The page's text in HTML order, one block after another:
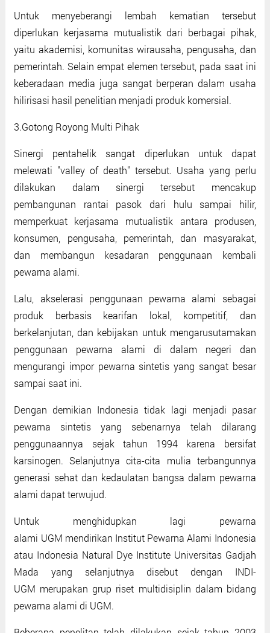
Untuk menyeberangi lembah kematian tersebut
diperlukan kerjasama mutualistik dari berbagai pihak,
yaitu akademisi, komunitas wirausaha, pengusaha, dan
pemerintah. Selain empat elemen tersebut, pada saat ini
keberadaan media juga sangat berperan dalam usaha
hilirisasi hasil penelitian menjadi produk komersial.
3.Gotong Royong Multi Pihak
Sinergi pentahelik sangat diperlukan untuk dapat
melewati "valley of death" tersebut. Usaha yang perlu
dilakukan dalam sinergi tersebut mencakup
pembangunan rantai pasok dari hulu sampai hilir,
memperkuat kerjasama mutualistik antara produsen,
konsumen, pengusaha, pemerintah, dan masyarakat,
dan membangun kesadaran penggunaan kembali
pewarna alami.
Lalu, akselerasi penggunaan pewarna alami sebagai
produk berbasis kearifan lokal, kompetitif, dan
berkelanjutan, dan kebijakan untuk mengarusutamakan
penggunaan pewarna alami di dalam negeri dan
mengurangi impor pewarna sintetis yang sangat besar
sampai saat ini.
Dengan demikian Indonesia tidak lagi menjadi pasar
pewarna sintetis yang sebenarnya telah dilarang
penggunaannya sejak tahun 1994 karena bersifat
karsinogen. Selanjutnya cita-cita mulia terbangunnya
generasi sehat dan kedaulatan bangsa dalam pewarna
alami dapat terwujud.
Untuk menghidupkan lagi pewarna
alami UGM mendirikan Institut Pewarna Alami Indonesia
atau Indonesia Natural Dye Institute Universitas Gadjah
Mada yang selanjutnya disebut dengan INDI-
UGM merupakan grup riset multidisiplin dalam bidang
pewarna alami di UGM.